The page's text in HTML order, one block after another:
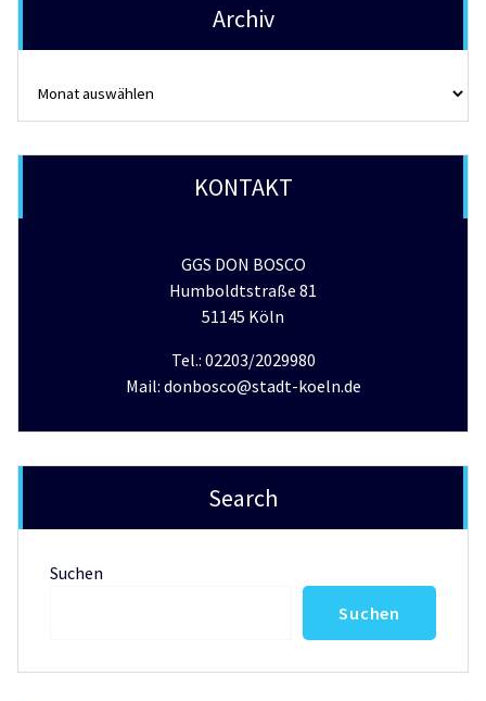
Archiv
KONTAKT
GGS DON BOSCO
Humboldtstraße 81
51145 Köln
Tel.: 02203/2029980
Mail: donbosco@stadt-koeln.de
Search
Suchen
Suchen